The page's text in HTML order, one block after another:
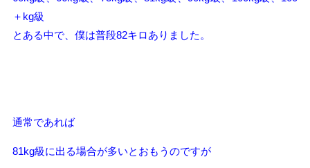
＋kg級
とある中で、僕は普段82キロありました。
通常であれば
81kg級に出る場合が多いとおもうのですが